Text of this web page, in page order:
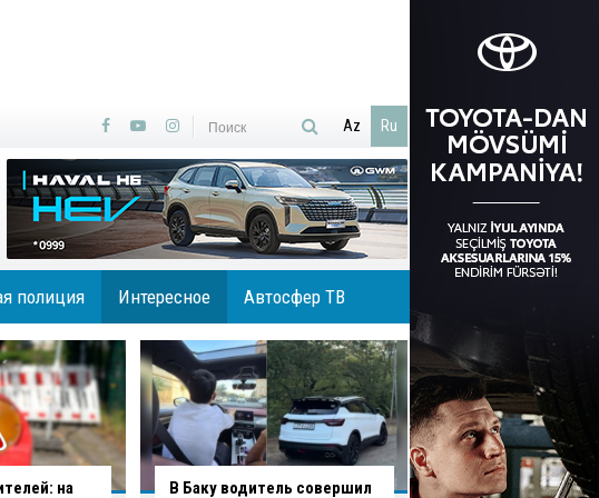
Az Ru
полиция Интересное Автосфер ТВ
совершил
В Агджабединском районе
В Хырдалане